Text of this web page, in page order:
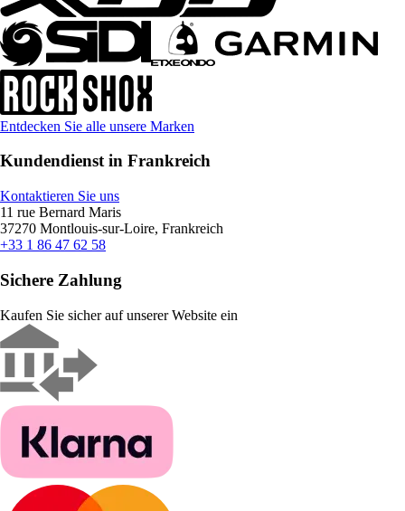
Entdecken Sie alle unsere Marken
Kundendienst in Frankreich
Kontaktieren Sie uns
11 rue Bernard Maris
37270 Montlouis-sur-Loire, Frankreich
+33 1 86 47 62 58
Sichere Zahlung
Kaufen Sie sicher auf unserer Website ein